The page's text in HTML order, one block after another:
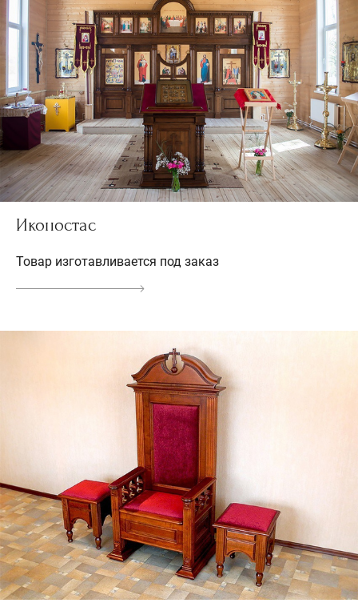
Иконостас
Товар изготавливается под заказ